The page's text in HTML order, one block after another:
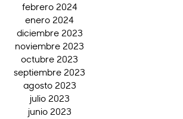
febrero 2024
enero 2024
diciembre 2023
noviembre 2023
octubre 2023
septiembre 2023
agosto 2023
julio 2023
junio 2023